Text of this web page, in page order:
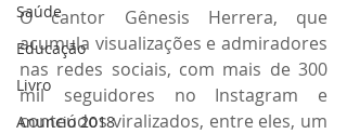
Saúde
Educação
Livro
Anuncio 2018
O cantor Gênesis Herrera, que
acumula visualizações e admiradores
nas redes sociais, com mais de 300
mil seguidores no Instagram e
conteúdos viralizados, entre eles, um